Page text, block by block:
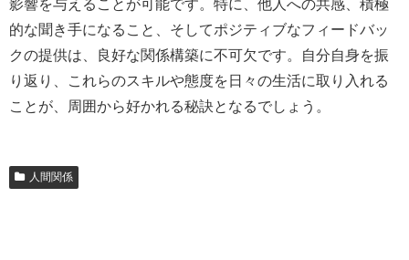
影響を与えることが可能です。特に、他人への共感、積極
的な聞き手になること、そしてポジティブなフィードバッ
クの提供は、良好な関係構築に不可欠です。自分自身を振
り返り、これらのスキルや態度を日々の生活に取り入れる
ことが、周囲から好かれる秘訣となるでしょう。
人間関係